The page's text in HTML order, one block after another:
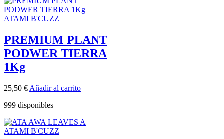
ATAMI B'CUZZ
PREMIUM PLANT
PODWER TIERRA
1Kg
25,50 € Añadir al carrito
999 disponibles
ATAMI B'CUZZ